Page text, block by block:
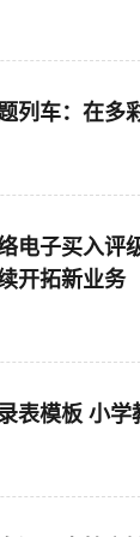
列车：在多
电子买入评
开拓新业务
表模板 小学